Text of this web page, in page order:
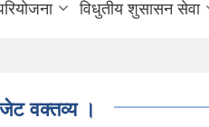
विधुतीय शुसासन सेवा
वक्तव्य ।